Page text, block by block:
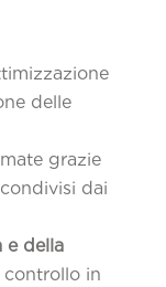
delle
grazie
dai
e della
in